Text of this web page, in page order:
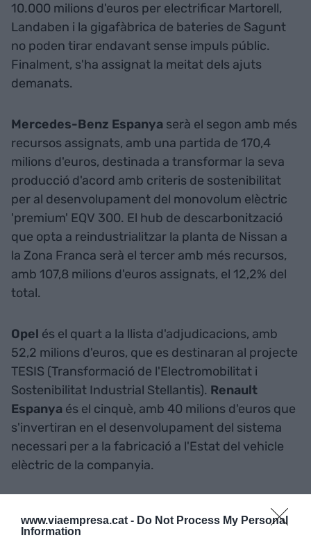
www.viaempresa.cat - Do Not Process My Personal
Information
10.000 milions d'euros per electrificar Martorell,
Landaben i la gigafàbrica de bateries de Sagunt
no poden tirar endavant sense impuls públic.
Finalment, s'ha assignat la meitat dels ajuts
demanats.
Mercedes-Benz Espanya serà el segon amb més
recursos assignats, amb una partida de 170,4
milions d'euros, destinada a transformar la seva
producció d'acord amb criteris de sostenibilitat
per al desenvolupament del monovolum elèctric
'premium' EQV 300. El hub de descarbonització
que opta a reindustrialitzar la planta de Nissan a
la Zona Franca serà el tercer amb més recursos,
amb 107,8 milions d'euros assignats, el 12,2% del
total.
Opel és el quart a la llista d'adjudicacions, amb
52,2 milions d'euros, que es destinaran al projecte
TESIS (Transformació de l'Electromobilitat i
Sostenibilitat Industrial Stellantis). Renault
Espanya és el cinquè, amb 40 milions d'euros que
s'invertiran en el desenvolupament del sistema
necessari per a la fabricació a l'Estat del vehicle
elèctric de la companyia.
AfegirVIA Empresa com a font preferida de
Google de forma gratuïta